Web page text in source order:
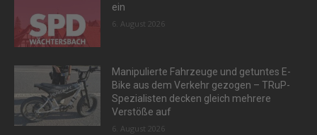
ein
6. August 2026
Manipulierte Fahrzeuge und getuntes E-
Bike aus dem Verkehr gezogen – TRuP-
Spezialisten decken gleich mehrere
Verstöße auf
6. August 2026